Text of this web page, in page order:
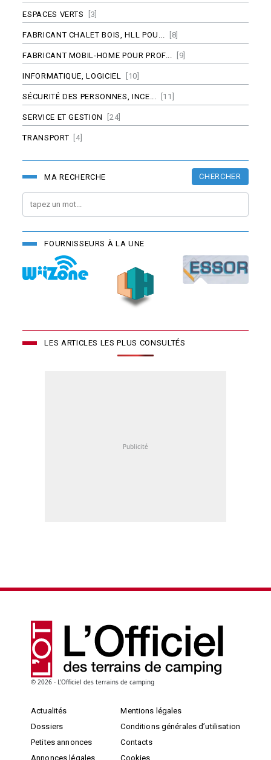
ESPACES VERTS [3]
FABRICANT CHALET BOIS, HLL POU... [8]
FABRICANT MOBIL-HOME POUR PROF... [9]
INFORMATIQUE, LOGICIEL [10]
SÉCURITÉ DES PERSONNES, INCE... [11]
SERVICE ET GESTION [24]
TRANSPORT [4]
MA RECHERCHE CHERCHER
FOURNISSEURS À LA UNE
LES ARTICLES LES PLUS CONSULTÉS
© 2026 - L'Officiel des terrains de camping
Actualités
Dossiers
Petites annonces
Annonces légales
Mentions légales
Conditions générales d’utilisation
Contacts
Cookies